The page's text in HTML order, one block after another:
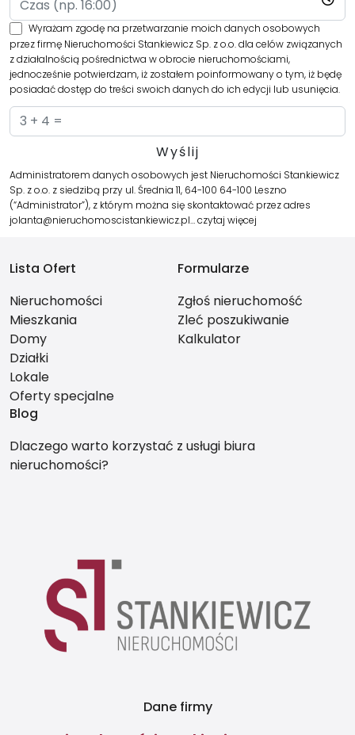
Wyrażam zgodę na przetwarzanie moich danych osobowych
przez firmę Nieruchomości Stankiewicz Sp. z o.o. dla celów związanych
z działalnością pośrednictwa w obrocie nieruchomościami,
jednocześnie potwierdzam, iż zostałem poinformowany o tym, iż będę
posiadać dostęp do treści swoich danych do ich edycji lub usunięcia.
Administratorem danych osobowych jest Nieruchomości Stankiewicz
Sp. z o.o. z siedzibą przy ul. Średnia 11, 64-100 64-100 Leszno
(“Administrator”), z którym można się skontaktować przez adres
jolanta@nieruchomoscistankiewicz.pl…czytaj więcej
Lista Ofert
Nieruchomości
Mieszkania
Domy
Działki
Lokale
Oferty specjalne
Formularze
Zgłoś nieruchomość
Zleć poszukiwanie
Kalkulator
Blog
Dlaczego warto korzystać z usługi biura
nieruchomości?
Dane firmy